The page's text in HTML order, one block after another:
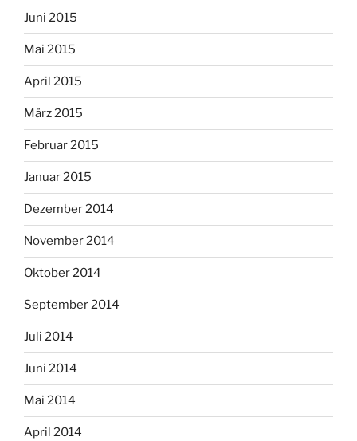
Juni 2015
Mai 2015
April 2015
März 2015
Februar 2015
Januar 2015
Dezember 2014
November 2014
Oktober 2014
September 2014
Juli 2014
Juni 2014
Mai 2014
April 2014